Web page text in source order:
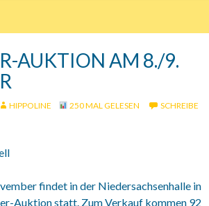
AUKTION AM 8./9.
HIPPOLINE 250 MAL GELESEN
SCHREIBE
findet in der Niedersachsenhalle in
Auktion statt. Zum Verkauf kommen 92